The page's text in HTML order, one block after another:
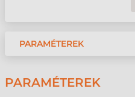
PARAMÉTEREK
PARAMÉTEREK